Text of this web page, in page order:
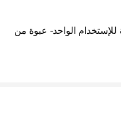
الواحد - عبوة من